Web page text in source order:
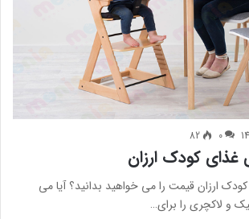
0
82
غذای کودک ارزان
ارزان قیمت را می خواهید بدانید؟ آیا می
و لاکچری را برای…